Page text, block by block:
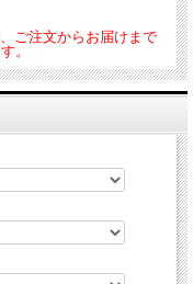
ご注文からお届けまで
。